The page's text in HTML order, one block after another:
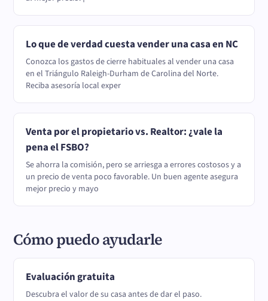
Lo que de verdad cuesta vender una casa en NC
Conozca los gastos de cierre habituales al vender una casa
en el Triángulo Raleigh-Durham de Carolina del Norte.
Reciba asesoría local exper
Venta por el propietario vs. Realtor: ¿vale la
pena el FSBO?
Se ahorra la comisión, pero se arriesga a errores costosos y a
un precio de venta poco favorable. Un buen agente asegura
mejor precio y mayo
Cómo puedo ayudarle
Evaluación gratuita
Descubra el valor de su casa antes de dar el paso.